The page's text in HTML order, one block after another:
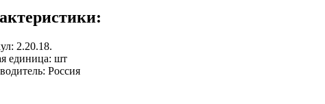
: 2.20.18.
единица: шт
: Россия